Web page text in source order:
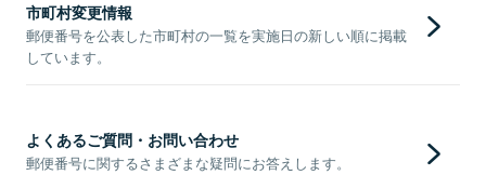
市町村変更情報
郵便番号を公表した市町村の一覧を実施日の新しい順に掲載
しています。
よくあるご質問・お問い合わせ
郵便番号に関するさまざまな疑問にお答えします。